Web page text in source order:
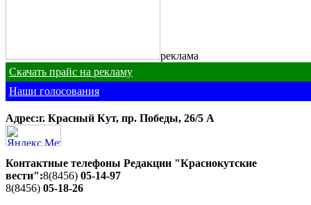
реклама
Скачать прайс на рекламу
Наши голосования
Адрес:г. Красный Кут, пр. Победы, 26/5 A
Контактные телефоны Редакции "Краснокутские
вести":8(8456) 05-14-97
8(8456) 05-18-26